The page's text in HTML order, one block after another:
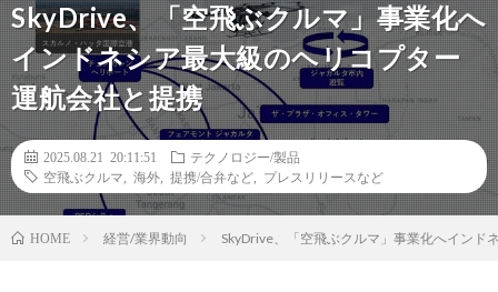
SkyDrive、「空飛ぶクルマ」事業化へ
インドネシア最大級のヘリコプター
運航会社と提携
2025.08.21 20:11:51
テクノロジー/製品
空飛ぶクルマ
海外 提携/合弁など プレスリリースなど
HOME 経営/業界動向 SkyDrive、「空飛ぶクルマ」事業化へインド